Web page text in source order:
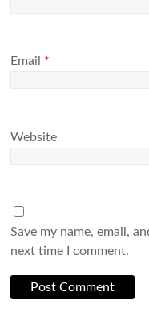
Email *
Website
Save my name, email,
next time I comment.